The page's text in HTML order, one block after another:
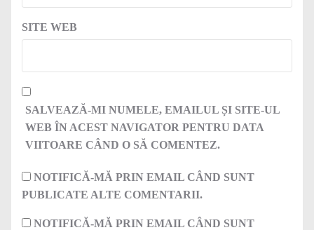
SITE WEB
SALVEAZĂ-MI NUMELE, EMAILUL ȘI SITE-UL
WEB ÎN ACEST NAVIGATOR PENTRU DATA
VIITOARE CÂND O SĂ COMENTEZ.
NOTIFICĂ-MĂ PRIN EMAIL CÂND SUNT
PUBLICATE ALTE COMENTARII.
NOTIFICĂ-MĂ PRIN EMAIL CÂND SUNT